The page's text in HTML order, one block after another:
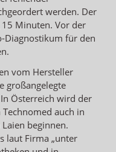
werden. Der
Minuten. Vor der
Diagnostikum für den
vom Hersteller
großangelegte
Österreich wird der
auch in
beginnen.
laut Firma „unter